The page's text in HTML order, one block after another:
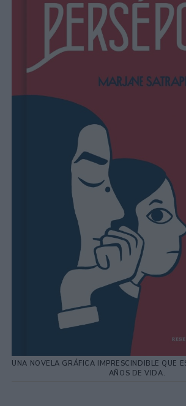
UNA NOVELA GRÁFICA IMPRESCINDIBLE QUE
AÑOS DE VIDA.